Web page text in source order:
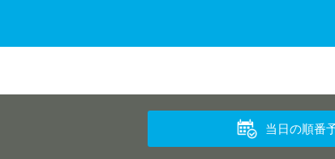
当日の順番